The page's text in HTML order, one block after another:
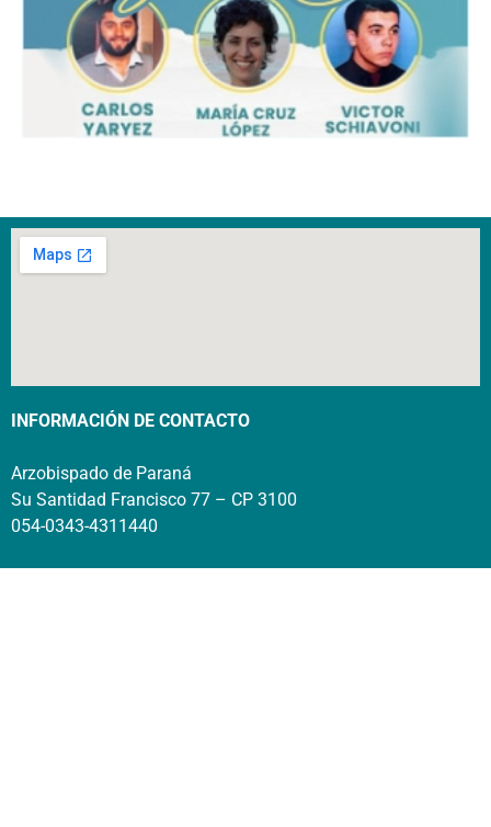
INFORMACIÓN DE CONTACTO
Arzobispado de Paraná
Su Santidad Francisco 77 – CP 3100
054-0343-4311440